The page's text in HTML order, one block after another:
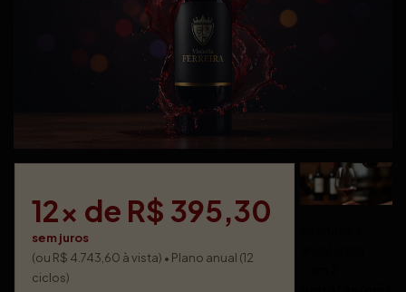
12x de R$ 395,30
sem juros
(ou R$ 4.743,60 à vista) • Plano anual (12
ciclos)